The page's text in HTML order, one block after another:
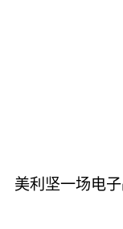
美利坚一场电